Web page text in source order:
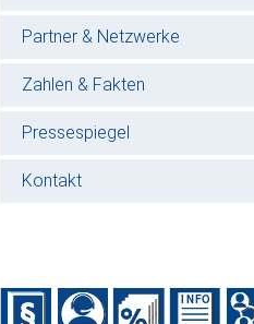
Partner & Netzwerke
Zahlen & Fakten
Pressespiegel
Kontakt